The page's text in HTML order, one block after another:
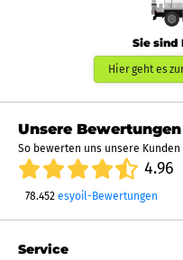
Sie sind
Hier geht es
Unsere Bewertungen
So bewerten uns unsere Kunden
4.96
78.452 esyoil-Bewertungen
Service